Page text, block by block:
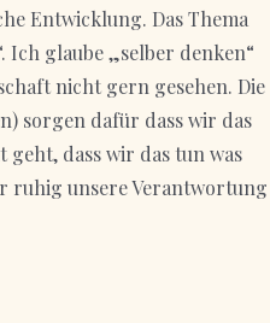
Entwicklung. Das Thema
Ich glaube „selber denken“
nicht gern gesehen. Die
sorgen dafür dass wir das
geht, dass wir das tun was
ruhig unsere Verantwortung